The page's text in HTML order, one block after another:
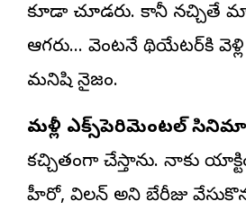
కూడా చూడరు. కానీ నచ్చితే
ఆగరు… వెంటనే థియేటర్‌కి
మనిషి నైజం.
మళ్లీ ఎక్స్‌పెరిమెంటల్
కచ్చితంగా చేస్తాను. నాకు
హీరో, విలన్ అని బేరీజు